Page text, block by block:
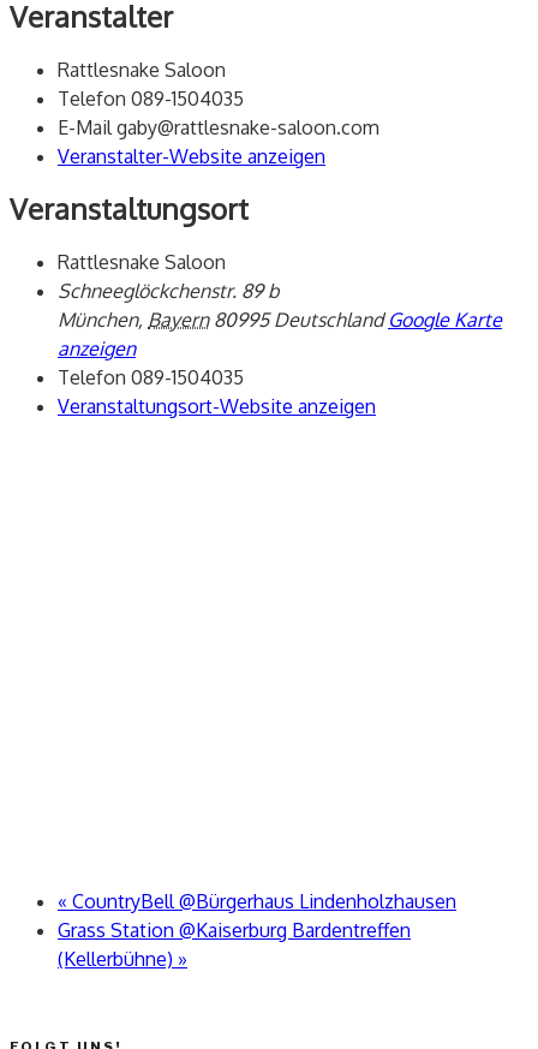
Veranstalter
Rattlesnake Saloon
Telefon 089-1504035
E-Mailgaby@rattlesnake-saloon.com
Veranstalter-Website anzeigen
Veranstaltungsort
Rattlesnake Saloon
Schneeglöckchenstr. 89 b
München, Bayern 80995 Deutschland Google Karte
anzeigen
Telefon 089-1504035
Veranstaltungsort-Website anzeigen
« CountryBell @Bürgerhaus Lindenholzhausen
Grass Station @Kaiserburg Bardentreffen
(Kellerbühne) »